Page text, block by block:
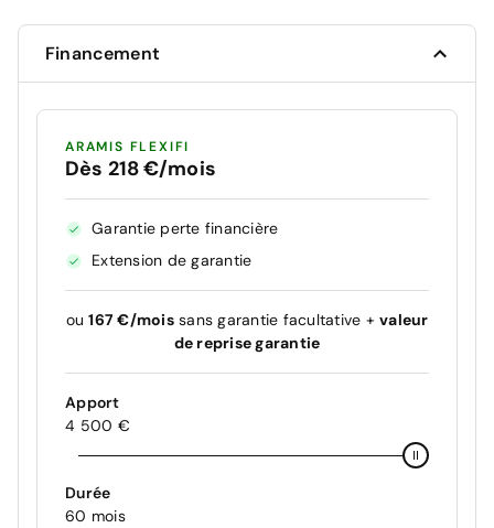
Financement
ARAMIS FLEXIFI
Dès 218 €/mois
Garantie perte financière
Extension de garantie
ou167 €/moissans garantie facultative + valeur
de reprise garantie
Apport
4 500 €
Durée
60 mois